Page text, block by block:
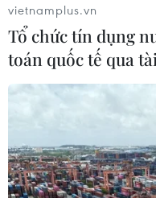
vietnamplus.vn
Tổ chức tín dụng
toán quốc tế qua